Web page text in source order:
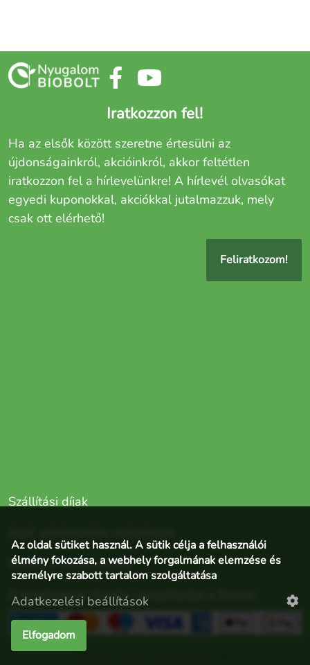
Szállítási díjak
Elállás a szerződéstől
A bankkártyás fizetés szolgáltatója a Barion
Iratkozzon fel!
Ha az elsők között szeretne értesülni az
újdonságainkról, akcióinkról, akkor feltétlen
iratkozzon fel a hírlevelünkre! A hírlevél olvasókat
egyedi kuponokkal, akciókkal jutalmazzuk, mely
csak ott elérhető!
Feliratkozom!
Az oldal sütiket használ. A sütik célja a felhasználói
élmény fokozása, a webhely forgalmának elemzése és
személyre szabott tartalom szolgáltatása
Adatkezelési beállítások
Elfogadom